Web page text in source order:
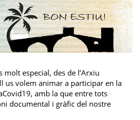
molt especial, des de l’Arxiu
us volem animar a participar en la
amb la que entre tots
documental i gràfic del nostre